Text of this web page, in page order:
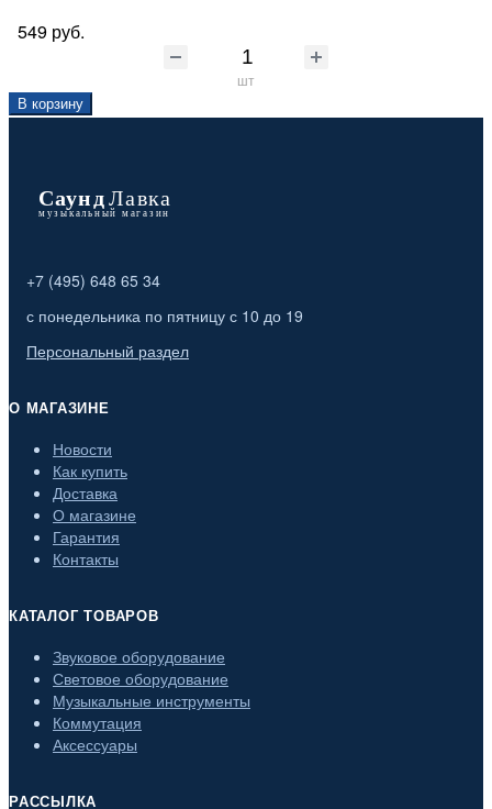
549 руб.
шт
В корзину
+7 (495) 648 65 34
с понедельника по пятницу с 10 до 19
Персональный раздел
О МАГАЗИНЕ
Новости
Как купить
Доставка
О магазине
Гарантия
Контакты
КАТАЛОГ ТОВАРОВ
Звуковое оборудование
Световое оборудование
Музыкальные инструменты
Коммутация
Аксессуары
РАССЫЛКА